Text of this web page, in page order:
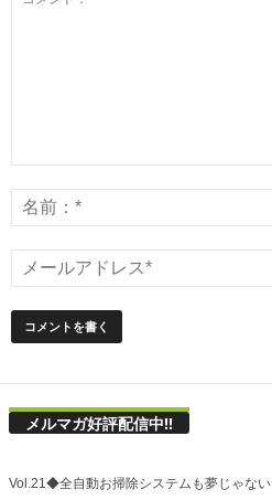
メルマガ好評配信中!!
Vol.21◆全自動お掃除システムも夢じゃない